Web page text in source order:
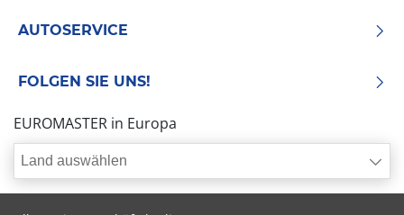
AUTOSERVICE
FOLGEN SIE UNS!
EUROMASTER in Europa
Land auswählen